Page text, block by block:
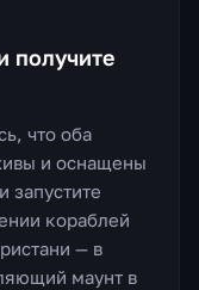
получите
что оба
и оснащены
запустите
кораблей
— в
маунт в